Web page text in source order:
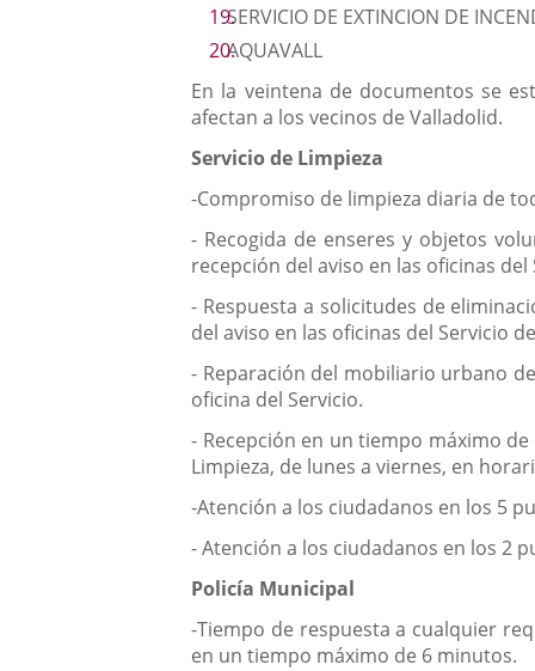
SERVICIO DE EXTINCION DE
AQUAVALL
En la veintena de documentos se
afectan a los vecinos de Valladolid.
Servicio de Limpieza
-Compromiso de limpieza diaria de
- Recogida de enseres y objetos
recepción del aviso en las oficinas del
- Respuesta a solicitudes de
del aviso en las oficinas del Servicio
- Reparación del mobiliario urbano
oficina del Servicio.
- Recepción en un tiempo máximo
Limpieza, de lunes a viernes, en
-Atención a los ciudadanos en los 5
- Atención a los ciudadanos en los 2
Policía Municipal
-Tiempo de respuesta a cualquier
en un tiempo máximo de 6 minutos.